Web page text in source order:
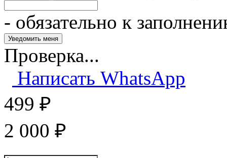
- обязательно к
Проверка...
Написать WhatsApp
499 ₽
2 000 ₽